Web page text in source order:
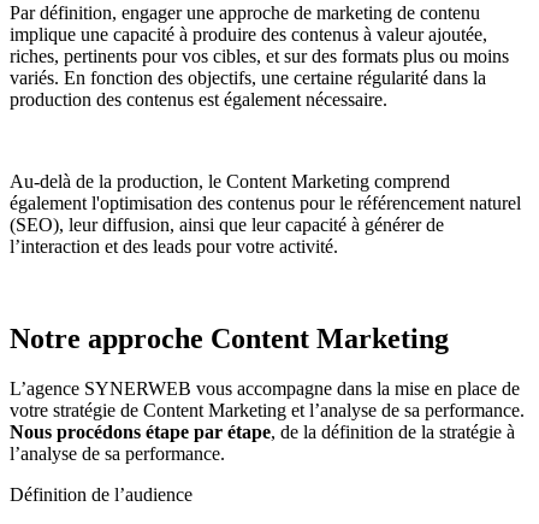
Par définition, engager une approche de marketing de contenu
implique une capacité à produire des contenus à valeur ajoutée,
riches, pertinents pour vos cibles, et sur des formats plus ou moins
variés. En fonction des objectifs, une certaine régularité dans la
production des contenus est également nécessaire.
Au-delà de la production, le Content Marketing comprend
également l'optimisation des contenus pour le référencement naturel
(SEO), leur diffusion, ainsi que leur capacité à générer de
l’interaction et des leads pour votre activité.
Notre approche Content Marketing
L’agence SYNERWEB vous accompagne dans la mise en place de
votre stratégie de Content Marketing et l’analyse de sa performance.
Nous procédons étape par étape, de la définition de la stratégie à
l’analyse de sa performance.
Définition de l’audience